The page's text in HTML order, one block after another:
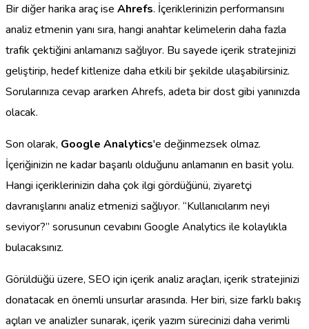
Bir diğer harika araç ise Ahrefs. İçeriklerinizin performansını
analiz etmenin yanı sıra, hangi anahtar kelimelerin daha fazla
trafik çektiğini anlamanızı sağlıyor. Bu sayede içerik stratejinizi
geliştirip, hedef kitlenize daha etkili bir şekilde ulaşabilirsiniz.
Sorularınıza cevap ararken Ahrefs, adeta bir dost gibi yanınızda
olacak.
Son olarak, Google Analytics'e değinmezsek olmaz.
İçeriğinizin ne kadar başarılı olduğunu anlamanın en basit yolu.
Hangi içeriklerinizin daha çok ilgi gördüğünü, ziyaretçi
davranışlarını analiz etmenizi sağlıyor. “Kullanıcılarım neyi
seviyor?” sorusunun cevabını Google Analytics ile kolaylıkla
bulacaksınız.
Görüldüğü üzere, SEO için içerik analiz araçları, içerik stratejinizi
donatacak en önemli unsurlar arasında. Her biri, size farklı bakış
açıları ve analizler sunarak, içerik yazım sürecinizi daha verimli